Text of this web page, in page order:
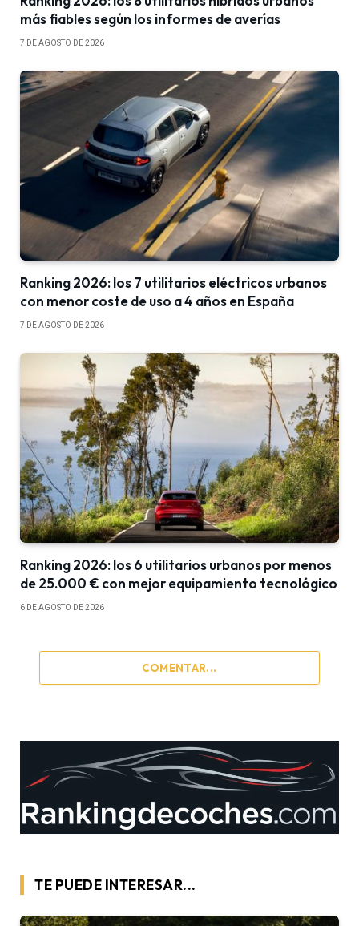
más fiables según los informes de averías
7 DE AGOSTO DE 2026
Ranking 2026: los 7 utilitarios eléctricos urbanos
con menor coste de uso a 4 años en España
7 DE AGOSTO DE 2026
Ranking 2026: los 6 utilitarios urbanos por menos
de 25.000 € con mejor equipamiento tecnológico
6 DE AGOSTO DE 2026
COMENTAR...
TE PUEDE INTERESAR...